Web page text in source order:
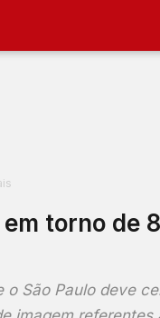
torno de
São Paulo deve